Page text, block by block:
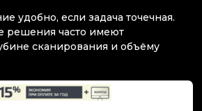
удобно, если задача точечная.
решения часто имеют
сканирования и объёму